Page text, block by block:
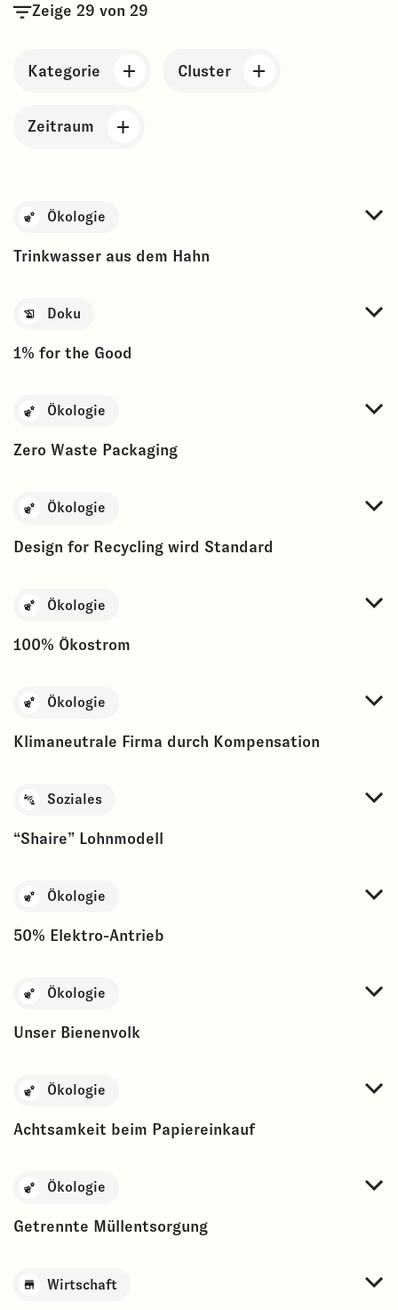
Zeige29 von 29
Kategorie Cluster
Zeitraum
Ökologie
Trinkwasser aus dem Hahn
Doku
1% for the Good
Ökologie
Zero Waste Packaging
Ökologie
Design for Recycling wird Standard
Ökologie
100% Ökostrom
Ökologie
Klimaneutrale Firma durch Kompensation
Soziales
“Shaire” Lohnmodell
Ökologie
50% Elektro-Antrieb
Ökologie
Unser Bienenvolk
Ökologie
Achtsamkeit beim Papiereinkauf
Ökologie
Getrennte Müllentsorgung
Wirtschaft